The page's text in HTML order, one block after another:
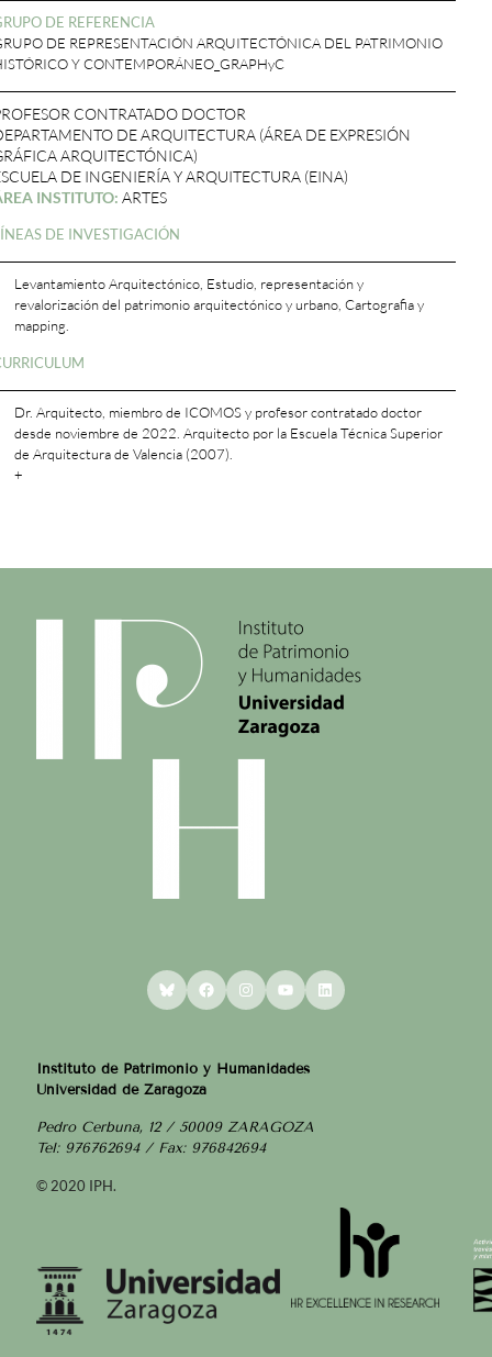
DE REFERENCIA
DE REPRESENTACIÓN ARQUITECTÓNICA DEL PATRIMONIO
Y CONTEMPORÁNEO_GRAPHyC
CONTRATADO DOCTOR
DE ARQUITECTURA (ÁREA DE EXPRESIÓN
ARQUITECTÓNICA)
DE INGENIERÍA Y ARQUITECTURA (EINA)
INSTITUTO: ARTES
DE INVESTIGACIÓN
Levantamiento Arquitectónico, Estudio, representación y
revalorización del patrimonio arquitectónico y urbano, Cartografia y
mapping.
Dr. Arquitecto, miembro de ICOMOS y profesor contratado doctor
desde noviembre de 2022. Arquitecto por la Escuela Técnica Superior
de Arquitectura de Valencia (2007).
+
BlueskyFacebookInstagram
YouTubeLinkedIn
Instituto de Patrimonio y Humanidades
Universidad de Zaragoza
Pedro Cerbuna, 12 / 50009 ZARAGOZA
Tel: 976762694 / Fax: 976842694
© 2020 IPH.